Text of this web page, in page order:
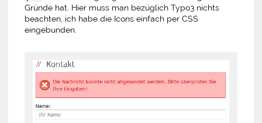
Gründe hat. Hier muss man bezüglich Typo3 nichts
beachten, ich habe die Icons einfach per CSS
eingebunden.